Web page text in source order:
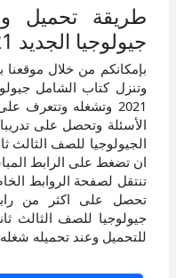
طريقة تحميل
جيولوجيا الجديد 2021
بإمكانكم من خلال
وتنزل كتاب الشامل
2021 وتشغله وتتعرف
الأسئلة وتحصل على
ان تضغط على الرابط
تنتقل لصفحة الروابط
تحصل على اكثر من
جيولوجيا للصف الثالث
للتحميل وعند تحميله شغله